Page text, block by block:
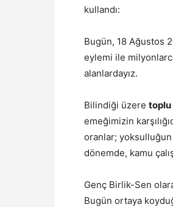
kullandı:
Bugün, 18 Ağustos
eylemi ile
alanlardayız.
Bilindiği üzere toplu
emeğimizin
oranlar; yoksulluğun
dönemde, kamu
Genç Birlik-Sen
Bugün ortaya